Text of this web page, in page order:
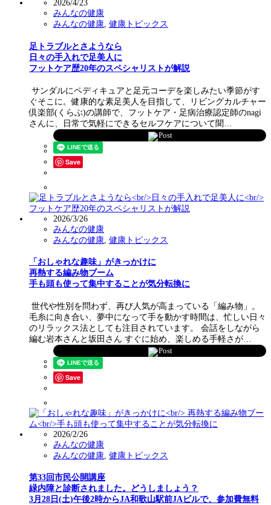
2026/4/23
みんなの健康
みんなの健康, 健康トピックス
足トラブルとさようなら
日々の手入れで足美人に
フットケア歴20年のスペシャリストが解説
サンダルにペディキュアと足元コーデを楽しみたい季節がす
ぐそこに。健康的な素足美人を目指して、リビングカルチャー
倶楽部(くらぶ)の講師で、フットケア・足病治療認定師のnagi
さんに、日常で気軽にできるセルフケアについて聞…
Post
Save
2026/3/26
みんなの健康
みんなの健康 健康トピックス
「おしゃれな趣味」がきっかけに
再熱する編み物ブーム
手も頭も使って集中することが気分転換に
世代や性別を問わず、再び人気が高まっている「編み物」。
毛糸に向き合い、夢中になって手を動かす時間は、忙しい日々
のリラックス法としても注目されています。 会話をしながら
編む岩本さんと坂田さん すぐに始め、楽しめる手軽さが…
Post
Save
2026/2/26
みんなの健康
みんなの健康 健康トピックス
第33回市民公開講座
緑内障と診断されました。どうしましょう？
3月28日(土)午後2時からJA和歌山駅前JAビルで、参加費無料